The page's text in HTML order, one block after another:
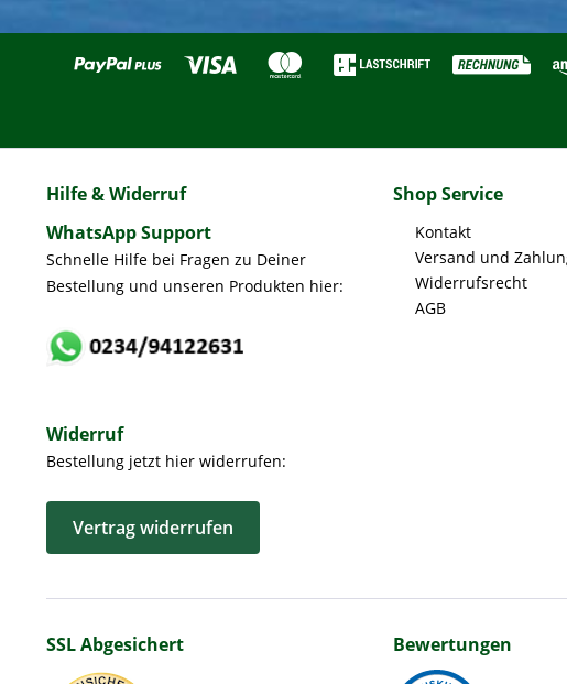
Hilfe & Widerruf
WhatsApp Support
Schnelle Hilfe bei Fragen zu Deiner
Bestellung und unseren Produkten hier:
Widerruf
Bestellung jetzt hier widerrufen:
Vertrag widerrufen
Shop Service
Kontakt
Versand und
Widerrufsrecht
AGB
SSL Abgesichert Bewertungen